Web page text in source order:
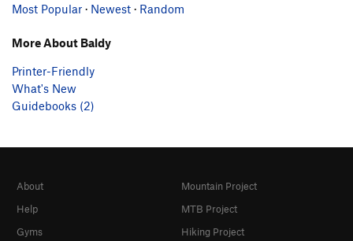
Most Popular · Newest · Random
More About Baldy
Printer-Friendly
What's New
Guidebooks (2)
About
Help
Gyms
Mountain Project
MTB Project
Hiking Project